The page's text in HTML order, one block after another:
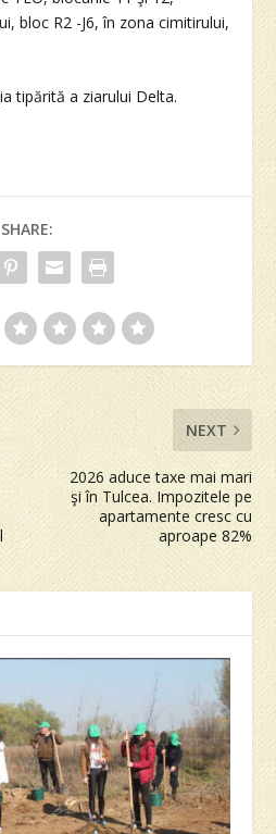
bloc R2 -J6, în zona cimitirului,
tipărită a ziarului Delta.
SHARE:
NEXT
2026 aduce taxe mai mari
şi în Tulcea. Impozitele pe
apartamente cresc cu
aproape 82%